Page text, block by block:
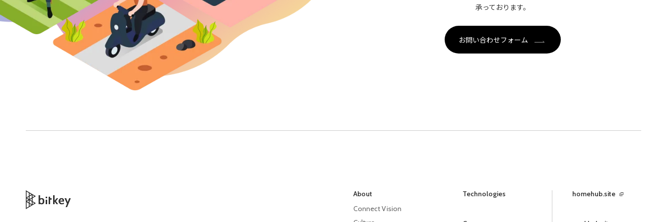
承っております。
お問い合わせフォーム
About
Connect Vision
Technologies homehub.site